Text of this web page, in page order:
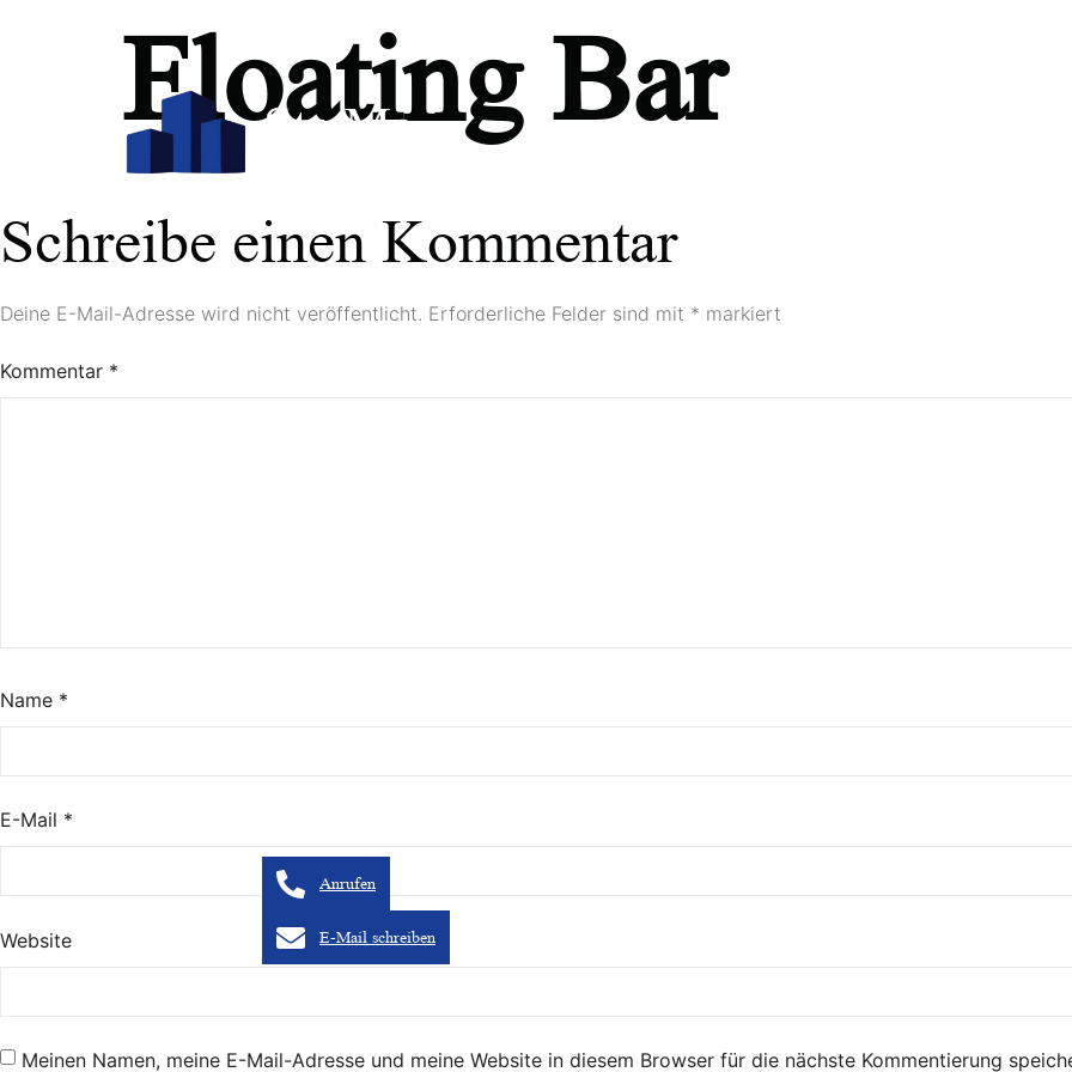
Floating Bar
Anrufen
E-Mail schreiben
Schreibe einen Kommentar
Deine E-Mail-Adresse wird nicht veröffentlicht. Erforderliche Felder sind mit * markiert
Kommentar *
Name *
E-Mail *
Website
Meinen Namen, meine E-Mail-Adresse und meine Website in diesem Browser für die nächste Kommentierung